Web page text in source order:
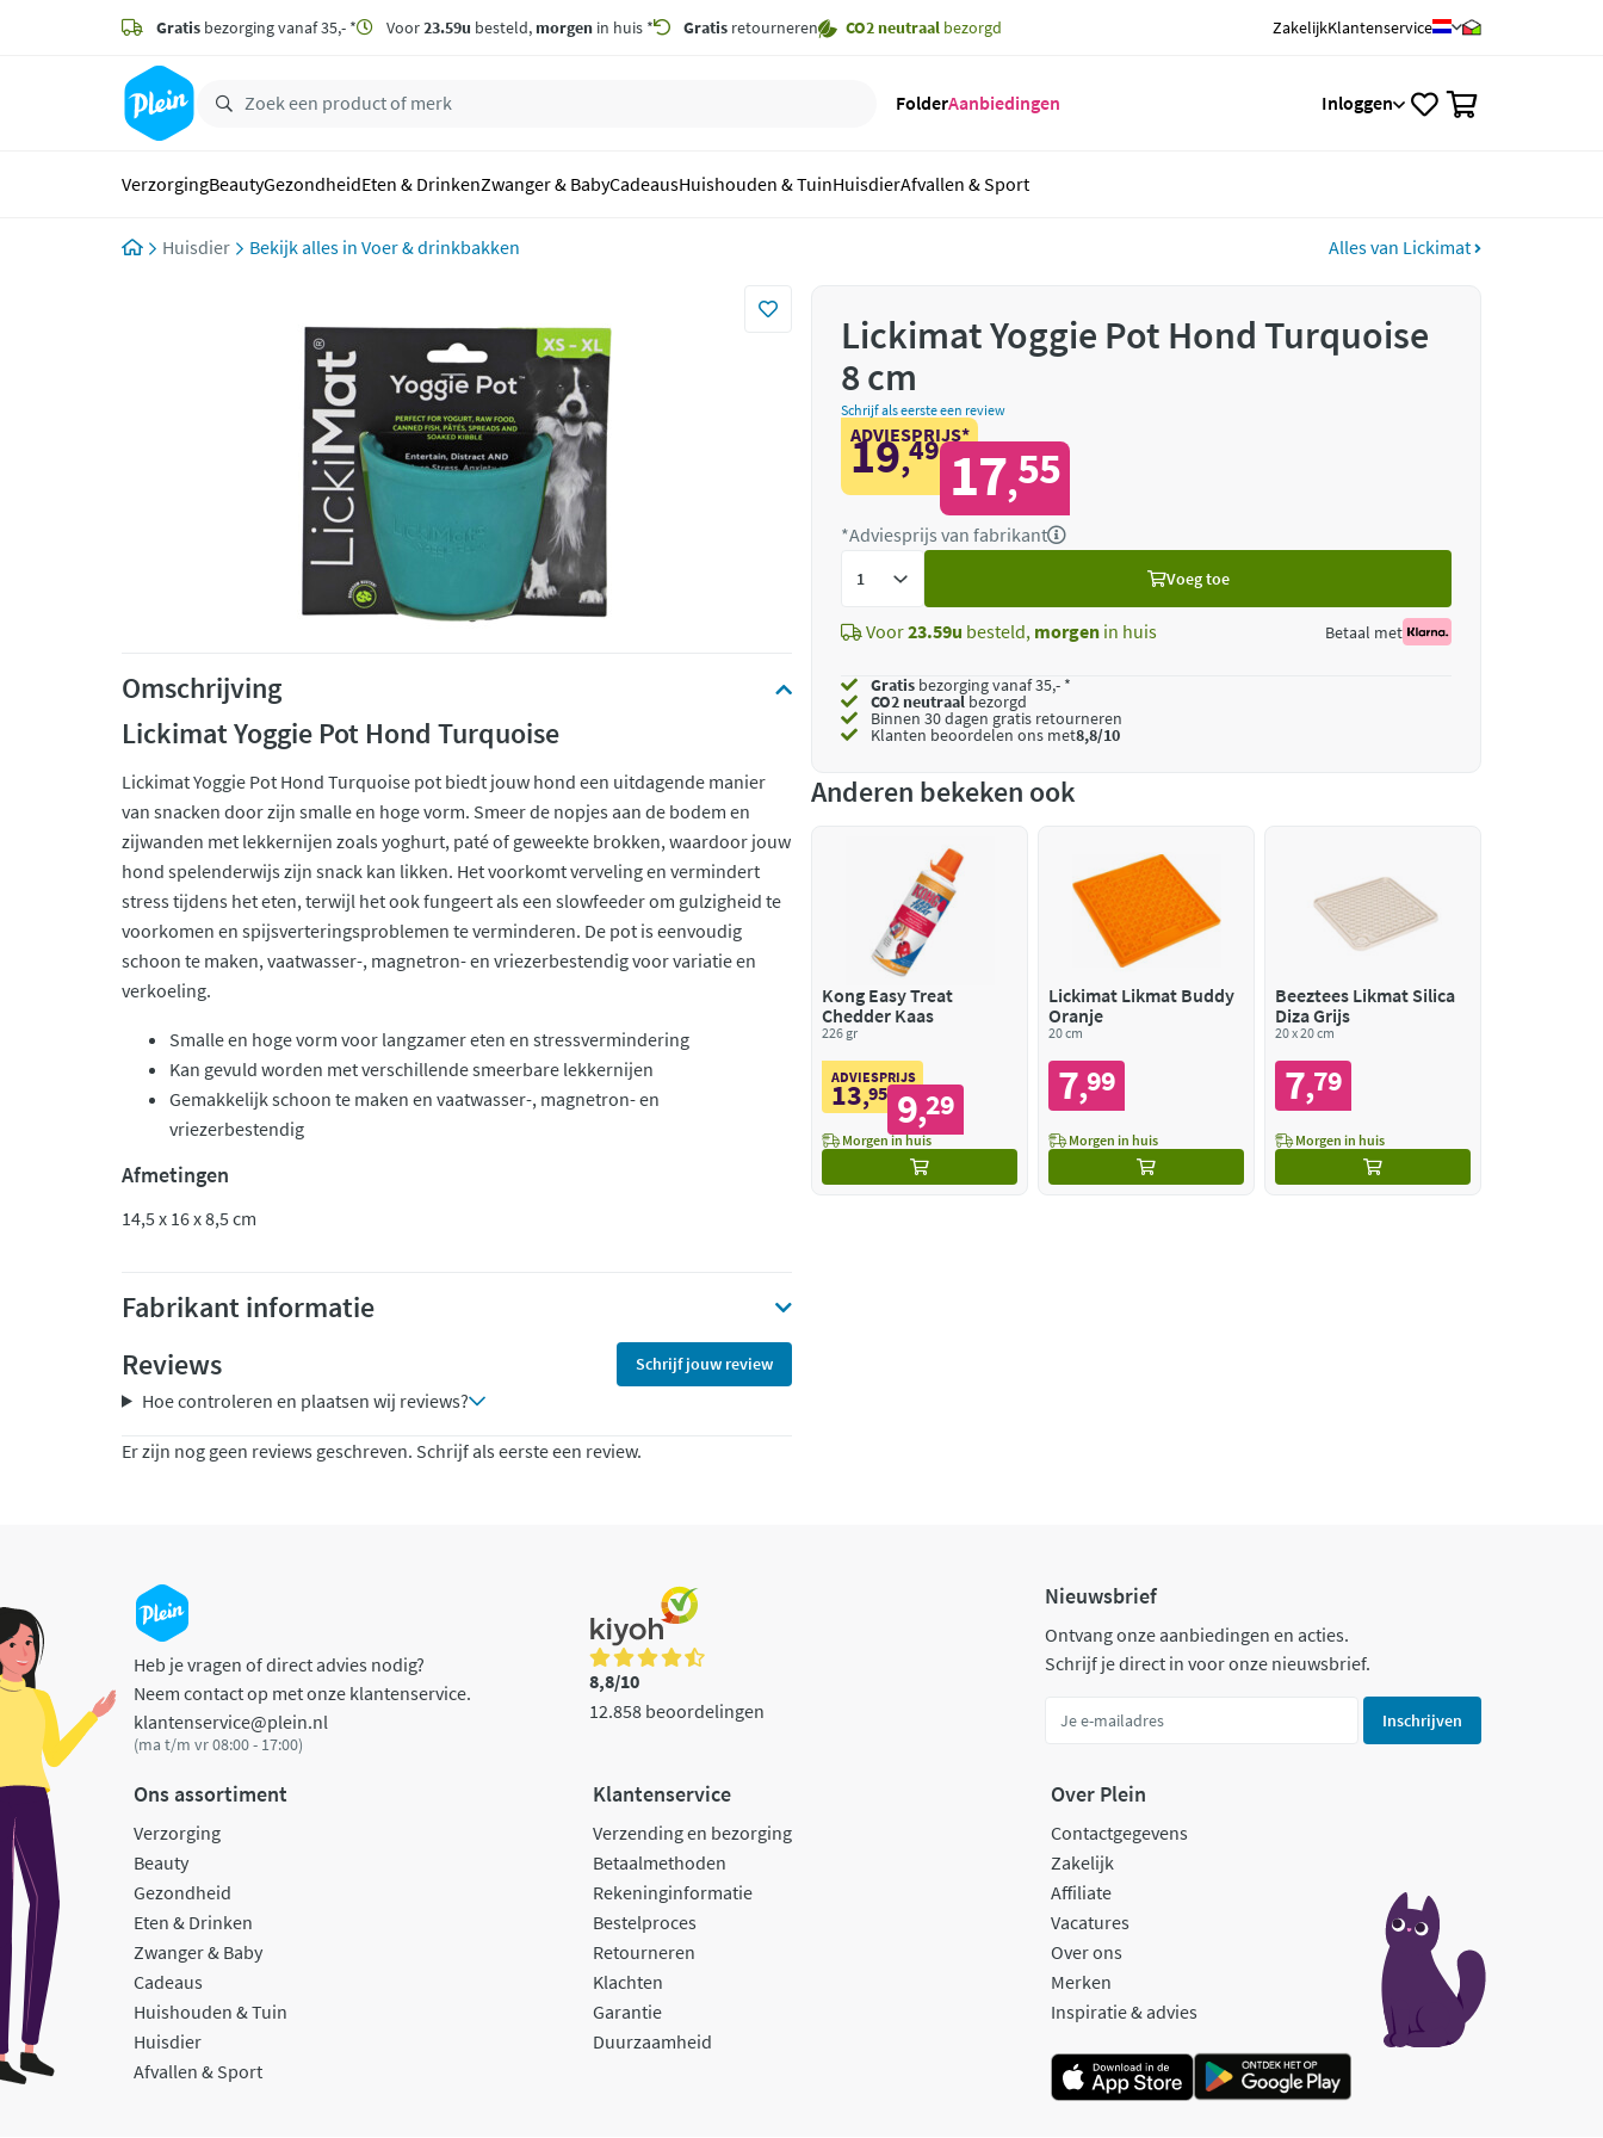
zoeken
hoofdinhoud
Gratis bezorging vanaf 35,- * Voor23.59u besteld, morgen in huis * Gratis retourneren CO2 neutraal bezorgd ZakelijkKlantenservice
FolderAanbiedingen Inloggen
VerzorgingBeautyGezondheidEten & DrinkenZwanger & BabyCadeausHuishouden & TuinHuisdierAfvallen & Sport
Huisdier Voer & drinkbakken Alles van Lickimat
Omschrijving
Lickimat Yoggie Pot Hond Turquoise
Lickimat Yoggie Pot Hond Turquoise pot biedt jouw hond een uitdagende manier
van snacken door zijn smalle en hoge vorm. Smeer de nopjes aan de bodem en
zijwanden met lekkernijen zoals yoghurt, paté of geweekte brokken, waardoor jouw
hond spelenderwijs zijn snack kan likken. Het voorkomt verveling en vermindert
stress tijdens het eten, terwijl het ook fungeert als een slowfeeder om gulzigheid te
voorkomen en spijsverteringsproblemen te verminderen. De pot is eenvoudig
schoon te maken, vaatwasser-, magnetron- en vriezerbestendig voor variatie en
verkoeling.
Smalle en hoge vorm voor langzamer eten en stressvermindering
Kan gevuld worden met verschillende smeerbare lekkernijen
Gemakkelijk schoon te maken en vaatwasser-, magnetron- en
vriezerbestendig
Afmetingen
14,5 x 16 x 8,5 cm
Fabrikant informatie
Reviews
Schrijf jouw review
Hoe controleren en plaatsen wij reviews?
Er zijn nog geen reviews geschreven. Schrijf als eerste een review.
Lickimat Yoggie Pot Hond Turquoise
8 cm
Schrijf als eerste een review
ADVIESPRIJS*
19,49 17,55
*Adviesprijs van fabrikant
Voeg toe
Voor23.59u besteld, morgen in huis Betaal met
Gratis bezorging vanaf 35,- *
CO2 neutraalbezorgd
Binnen 30 dagen gratis retourneren
Klanten beoordelen ons met8,8/10
Anderen bekeken ook
Kong Easy Treat
Chedder Kaas
226 gr
ADVIESPRIJS
13,95 9,29
Morgen in huis
Lickimat Likmat Buddy
Oranje
20 cm
7,99
Morgen in huis
Beeztees Likmat Silica
Diza Grijs
20 x 20 cm
7,79
Morgen in huis
Heb je vragen of direct advies nodig?
Neem contact op met onze klantenservice.
klantenservice@plein.nl
(ma t/m vr 08:00 - 17:00)
8,8/10
12.858 beoordelingen
Nieuwsbrief
Ontvang onze aanbiedingen en acties.
Schrijf je direct in voor onze nieuwsbrief.
Inschrijven
Ons assortiment
Verzorging
Beauty
Gezondheid
Eten & Drinken
Zwanger & Baby
Cadeaus
Huishouden & Tuin
Huisdier
Afvallen & Sport
Klantenservice
Verzending en bezorging
Betaalmethoden
Rekeninginformatie
Bestelproces
Retourneren
Klachten
Garantie
Duurzaamheid
Over Plein
Contactgegevens
Zakelijk
Affiliate
Vacatures
Over ons
Merken
Inspiratie & advies